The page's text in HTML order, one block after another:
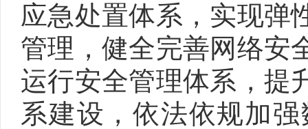
应急处置体系，实现弹
管理，健全完善网络安
运行安全管理体系，提
系建设，依法依规加